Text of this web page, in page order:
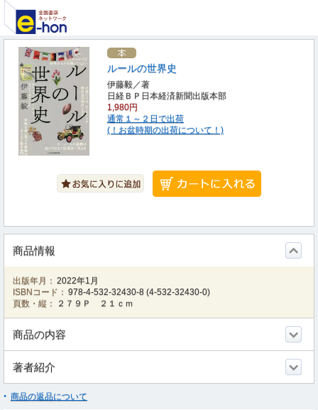
ルールの世界史
伊藤毅／著
日経ＢＰ日本経済新聞出版本部
1,980円
通常１～２日で出荷
(！お盆時期の出荷について！)
商品情報
出版年月： 2022年1月
ISBNコード： 978-4-532-32430-8 (4-532-32430-0)
頁数・縦：
２７９Ｐ ２１ｃｍ
商品の内容
著者紹介
商品の返品について